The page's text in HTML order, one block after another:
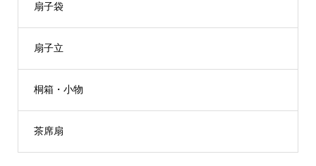
扇子袋
扇子立
桐箱・小物
茶席扇